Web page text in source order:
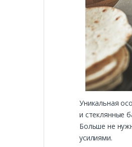
Уникальная
и стеклянные
Больше не
усилиями.